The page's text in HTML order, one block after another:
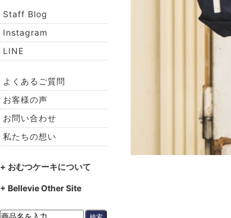
Staff Blog
Instagram
LINE
よくあるご質問
お客様の声
お問い合わせ
私たちの想い
+ おむつケーキについて
+ Bellevie Other Site